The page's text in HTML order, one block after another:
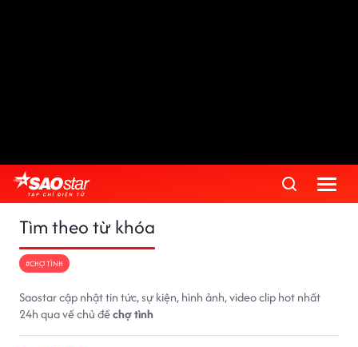
Tìm theo từ khóa
#CHỢ TÌNH
Saostar cập nhật tin tức, sự kiện, hình ảnh, video clip hot nhất
24h qua về chủ đềchợ tình